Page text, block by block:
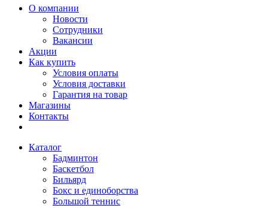
О компании
Новости
Сотрудники
Вакансии
Акции
Как купить
Условия оплаты
Условия доставки
Гарантия на товар
Магазины
Контакты
Каталог
Бадминтон
Баскетбол
Бильярд
Бокс и единоборства
Большой теннис